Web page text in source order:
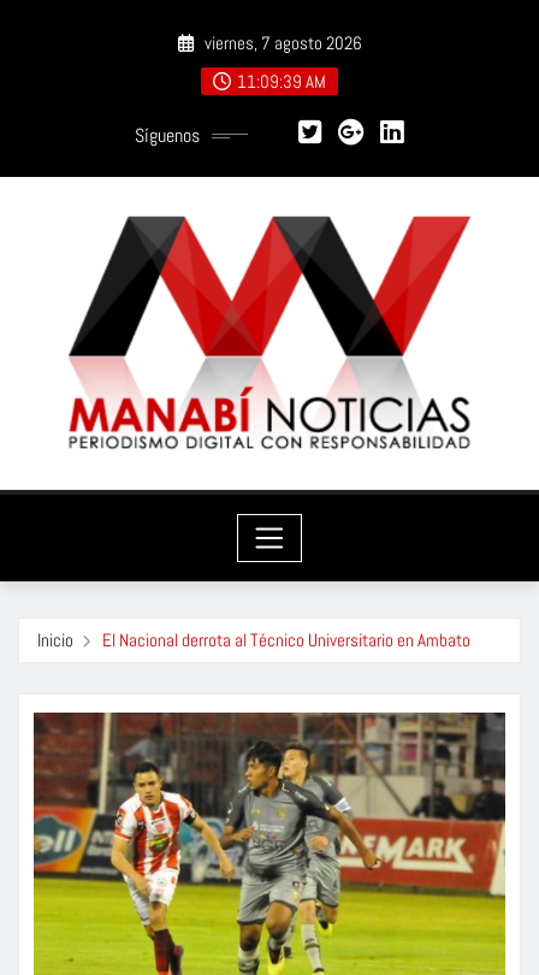
viernes, 7 agosto 2026
11:09:41 AM
Síguenos
Inicio El Nacional derrota al Técnico Universitario en Ambato